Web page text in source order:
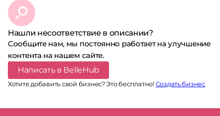
Нашли несоответствие в описании?
Сообщите нам, мы постоянно работает на улучшение
контента на нашем сайте.
Написать в BelleHub
Хотите добавить свой бизнес? Это бесплатно!Создать бизнес